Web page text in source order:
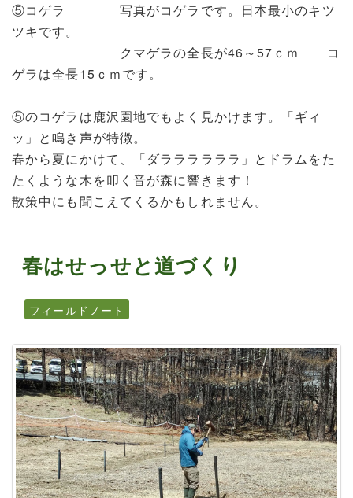
⑤コゲラ 写真がコゲラです。日本最小のキツ
ツキです。
クマゲラの全長が46～57ｃｍ コ
ゲラは全長15ｃｍです。
⑤のコゲラは鹿沢園地でもよく見かけます。「ギィ
ッ」と鳴き声が特徴。
春から夏にかけて、「ダララララララ」とドラムをた
たくような木を叩く音が森に響きます！
散策中にも聞こえてくるかもしれません。
春はせっせと道づくり
フィールドノート